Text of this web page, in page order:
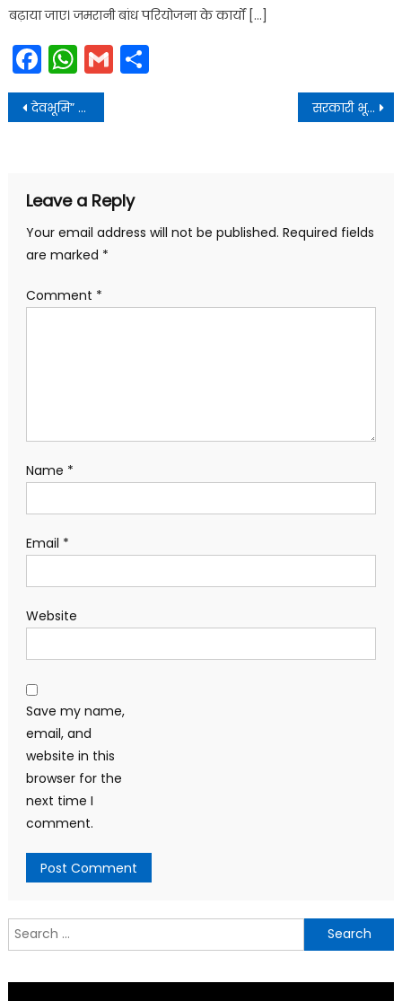
बढ़ाया जाए। जमरानी बांध परियोजना के कार्यों […]
Facebook
WhatsApp
Gmail
Post
navigation
देवभूमि” उत्तराखण्ड आगमन पर राष्ट्रपति द्रौपदी मुर्मु का हार्दिक स्वागत किया सरकारी भूमि से अवैध अतिक्रमण को हटाने की समीक्षा की
Leave a Reply
Your email address will not be published. Required fields
are marked *
Comment *
Name *
Email *
Website
Save my name,
email, and
website in this
browser for the
next time I
comment.
Search
for: